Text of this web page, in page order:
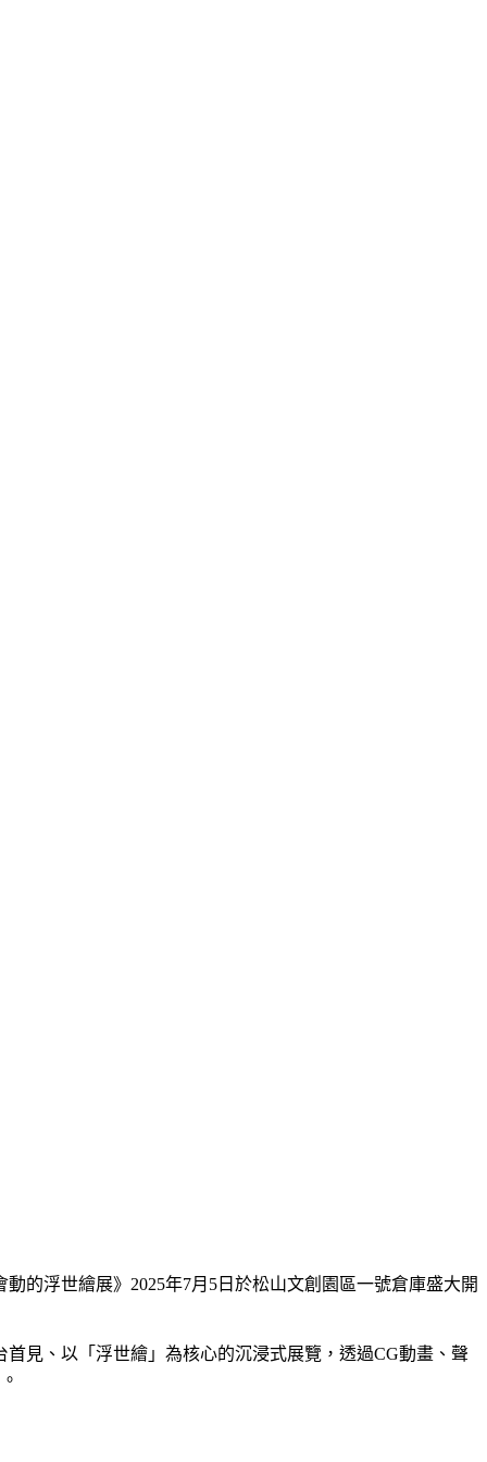
的浮世繪展》2025年7月5日於松山文創園區一號倉庫盛大開
見、以「浮世繪」為核心的沉浸式展覽，透過CG動畫、聲